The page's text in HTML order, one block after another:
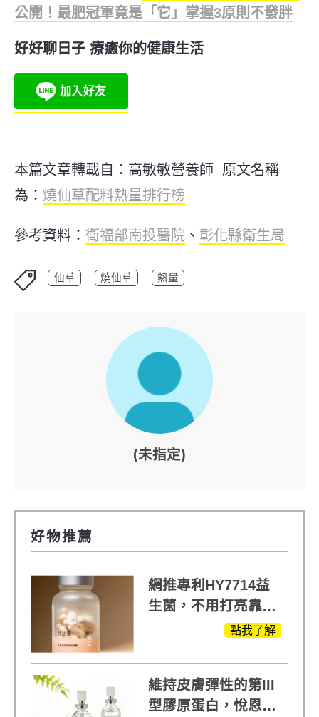
公開！最肥冠軍竟是「它」掌握3原則不發胖
好好聊日子 療癒你的健康生活
本篇文章轉載自：高敏敏營養師 原文名稱
為： 燒仙草配料熱量排行榜
參考資料： 衛福部南投醫院 、 彰化縣衛生局
仙草 燒仙草 熱量
(未指定)
好物推薦
網推專利HY7714益
生菌，不用打亮靠養
點我了解
維持皮膚彈性的第III
型膠原蛋白，悅恩詩